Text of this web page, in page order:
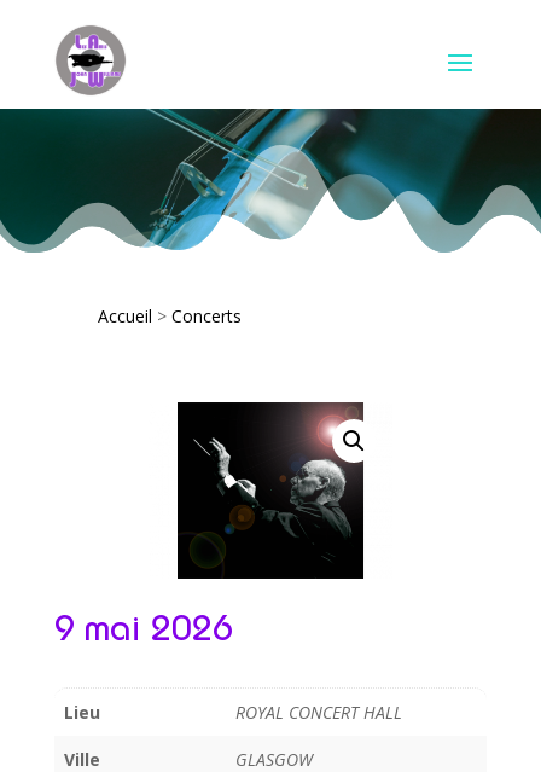
Accueil > Concerts
9 mai 2026
Lieu ROYAL CONCERT HALL
Ville GLASGOW